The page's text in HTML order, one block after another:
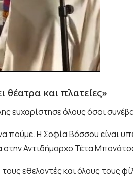
και πλατείες»
όλους όσοι
πούμε. Η Σοφία Βόσσου είναι
στην Αντιδήμαρχο Τέτα
εθελοντές και όλους τους